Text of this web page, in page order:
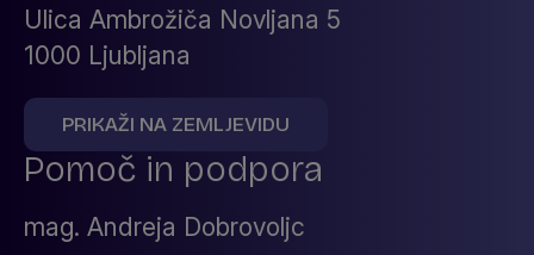
Ulica Ambrožiča Novljana 5
1000 Ljubljana
PRIKAŽI NA ZEMLJEVIDU
Pomoč in podpora
mag. Andreja Dobrovoljc